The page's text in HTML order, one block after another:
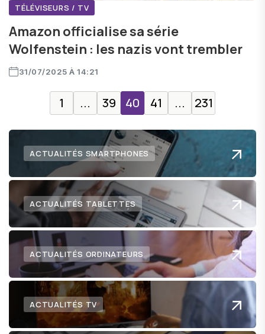
TÉLÉVISEURS / TV
Amazon officialise sa série
Wolfenstein : les nazis vont trembler
31/07/2025 À 14:21
1 ... 39 40 41 ... 231
ACTUALITÉS SMARTPHONES
ACTUALITÉS TABLETTES
ACTUALITÉS ORDINATEURS
ACTUALITÉS TV